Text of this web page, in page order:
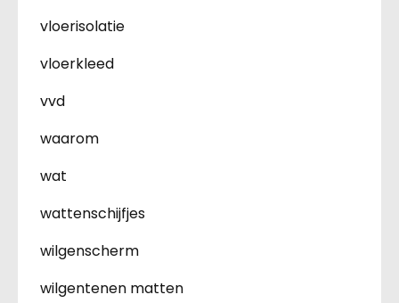
vloerisolatie
vloerkleed
vvd
waarom
wat
wattenschijfjes
wilgenscherm
wilgentenen matten